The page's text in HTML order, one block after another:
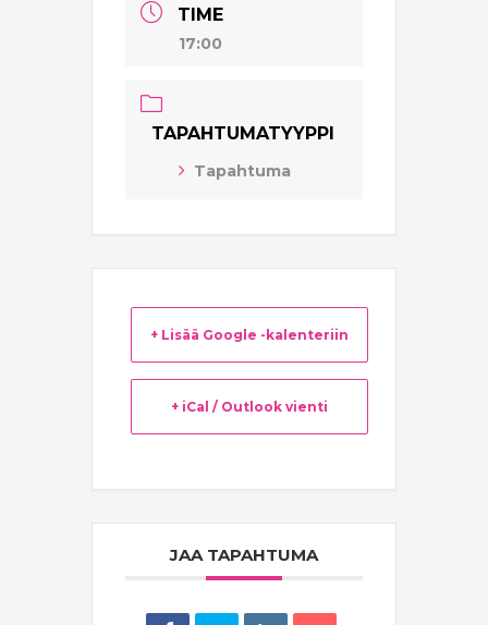
TIME
17:00
TAPAHTUMATYYPPI
Tapahtuma
+ Lisää Google -kalenteriin
+ iCal / Outlook vienti
JAA TAPAHTUMA